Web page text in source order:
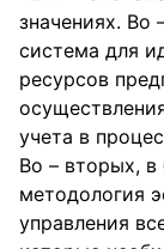
значениях. Во
система для
ресурсов
учета в
Во – вторых, в
методология
управления